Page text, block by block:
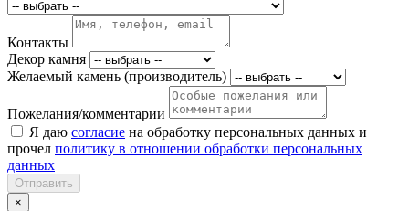
Контакты
Декор камня
Желаемый камень (производитель)
Пожелания/комментарии
Я даю согласие на обработку персональных данных и
прочел политику в отношении обработки персональных
данных
Отправить
×